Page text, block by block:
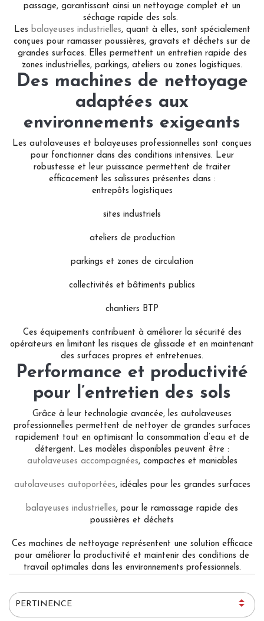
passage, garantissant ainsi un nettoyage complet et un
séchage rapide des sols.
Les balayeuses industrielles, quant à elles, sont spécialement
conçues pour ramasser poussières, gravats et déchets sur de
grandes surfaces. Elles permettent un entretien rapide des
zones industrielles, parkings, ateliers ou zones logistiques.
Des machines de nettoyage
adaptées aux
environnements exigeants
Les autolaveuses et balayeuses professionnelles sont conçues
pour fonctionner dans des conditions intensives. Leur
robustesse et leur puissance permettent de traiter
efficacement les salissures présentes dans :
entrepôts logistiques
sites industriels
ateliers de production
parkings et zones de circulation
collectivités et bâtiments publics
chantiers BTP
Ces équipements contribuent à améliorer la sécurité des
opérateurs en limitant les risques de glissade et en maintenant
des surfaces propres et entretenues.
Performance et productivité
pour l’entretien des sols
Grâce à leur technologie avancée, les autolaveuses
professionnelles permettent de nettoyer de grandes surfaces
rapidement tout en optimisant la consommation d’eau et de
détergent. Les modèles disponibles peuvent être :
autolaveuses accompagnées, compactes et maniables
autolaveuses autoportées, idéales pour les grandes surfaces
balayeuses industrielles, pour le ramassage rapide des
poussières et déchets
Ces machines de nettoyage représentent une solution efficace
pour améliorer la productivité et maintenir des conditions de
travail optimales dans les environnements professionnels.
PERTINENCE 